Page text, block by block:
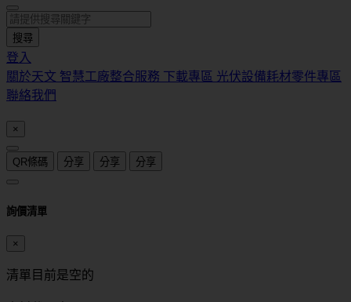
搜尋
登入
關於天文 智慧工廠整合服務 下載專區 光伏設備耗材零件專區
聯絡我們
×
QR條碼 分享 分享 分享
詢價清單
×
清單目前是空的